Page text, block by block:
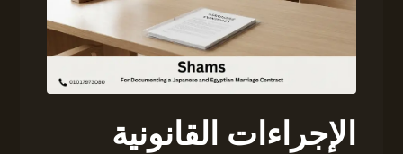
الإجراءات القانونية